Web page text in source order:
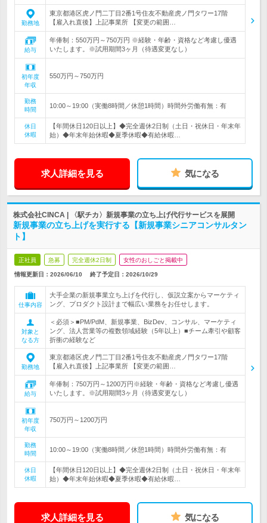
勤務地
東京都港区虎ノ門二丁目2番1号住友不動産虎ノ門タワー17階
【雇入れ直後】上記事業所 【変更の範囲…
給与
年俸制：550万円～750万円 ※経験・年齢・資格など考慮し優遇
いたします。※試用期間3ヶ月（待遇変更なし）
初年度
年収
550万円～750万円
勤務
時間
10:00～19:00（実働8時間／休憩1時間）時間外労働有無：有
休日
休暇
【年間休日120日以上】◆完全週休2日制（土日・祝休日・年末年
始）◆年末年始休暇◆夏季休暇◆有給休暇…
求人詳細を見る 気になる
株式会社CINCA | 〈駅チカ〉新規事業の立ち上げ代行サービスを展開
新規事業の立ち上げを実行する【新規事業シニアコンサルタン
ト】
正社員 急募 完全週休2日制 女性のおしごと掲載中
情報更新日：2026/06/10 終了予定日： 2026/10/29
仕事内容
大手企業の新規事業立ち上げを代行し、仮説立案からマーケティ
ング、プロダクト設計まで幅広い業務をお任せします。
対象と
なる方
＜必須＞■PM/PdM、新規事業、BizDev、コンサル、マーケティ
ング、法人営業等の複数領域経験（5年以上）■チーム牽引や顧客
折衝の経験など
勤務地
東京都港区虎ノ門二丁目2番1号住友不動産虎ノ門タワー17階
【雇入れ直後】上記事業所 【変更の範囲…
給与
年俸制：750万円～1200万円※経験・年齢・資格など考慮し優遇
いたします。※試用期間3ヶ月（待遇変更なし）
初年度
年収
750万円～1200万円
勤務
時間
10:00～19:00（実働8時間／休憩1時間）時間外労働有無：有
休日
休暇
【年間休日120日以上】◆完全週休2日制（土日・祝休日・年末年
始）◆年末年始休暇◆夏季休暇◆有給休暇…
求人詳細を見る 気になる